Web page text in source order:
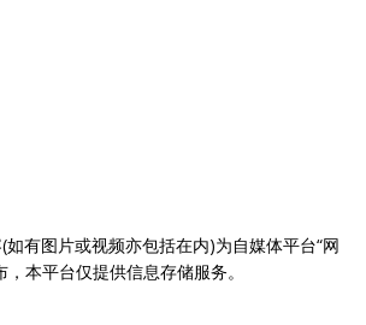
有图片或视频亦包括在内)为自媒体平台“网
本平台仅提供信息存储服务。